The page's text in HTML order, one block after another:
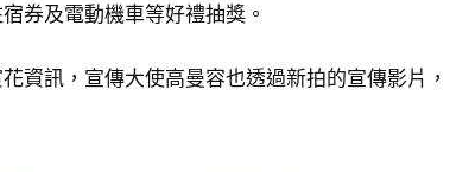
券及電動機車等好禮抽獎。
資訊，宣傳大使高曼容也透過新拍的宣傳影片，